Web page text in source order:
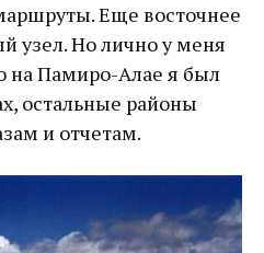
Еще восточнее
узел. Но лично у меня
на Памиро-Алае я был
остальные районы
и отчетам.